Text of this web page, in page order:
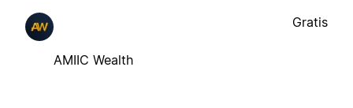
AMIIC Wealth
Gratis